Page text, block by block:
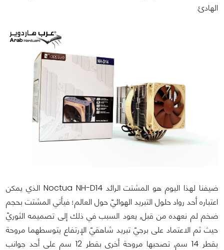
الهادئ.
ضيفنا لهذا اليوم هو المشتت الرائد Noctua NH-D14 الذي يمكن
اعتباره أحد رواد حلول التبريد الهوائيّ حول العالم؛ فيأتي المشتت بحجم
ضخم لم نعهده من قبل, يعود السبب في ذلك إلى تصميمه الثوريّ
حيث ثم الاعتماد على برجيّ تبريد شاهقيّ الإرتفاع يتوسطهما مروحة
بقطر 14 سم, تصحبها مروحة أخرى بقطر 12 سم على أحد جوانب